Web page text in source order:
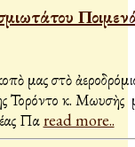
μας στὸ
Τορόντο κ. Μωυσὴς
Παread more..